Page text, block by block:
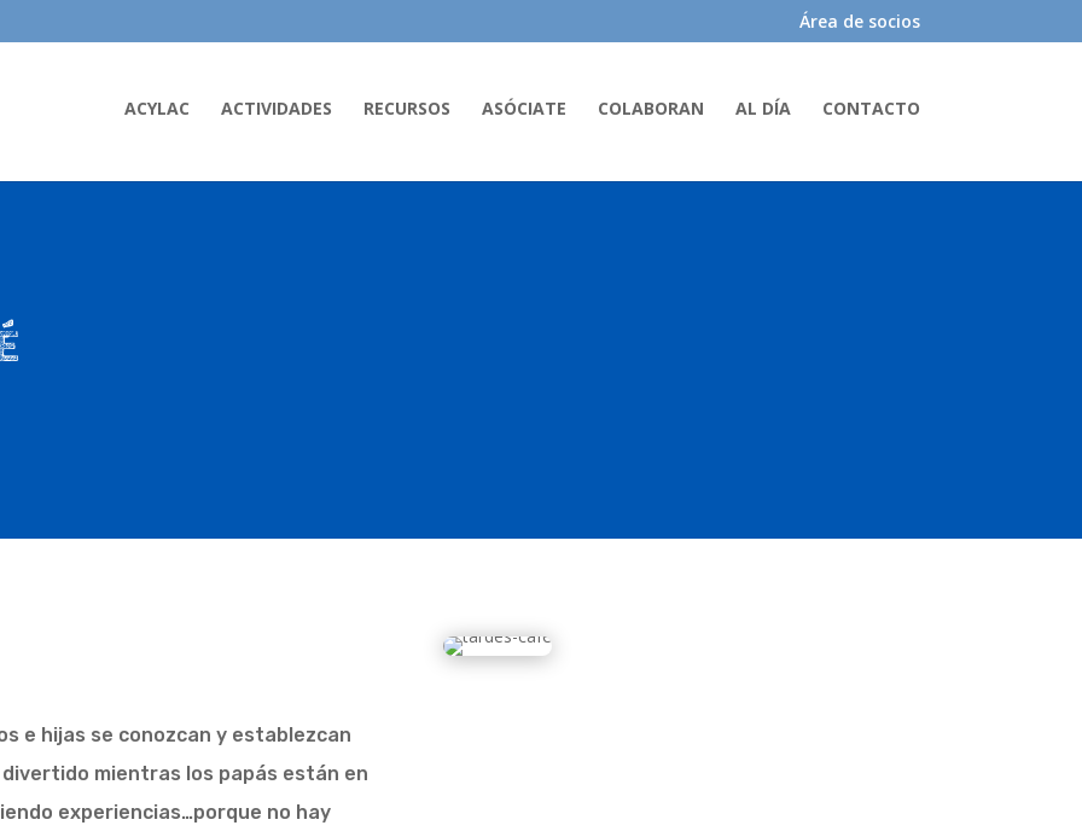
Área de socios
ACYLAC ACTIVIDADES RECURSOS ASÓCIATE COLABORAN AL DÍA CONTACTO
e hijas se conozcan y establezcan
mientras los papás están en
experiencias…porque no hay